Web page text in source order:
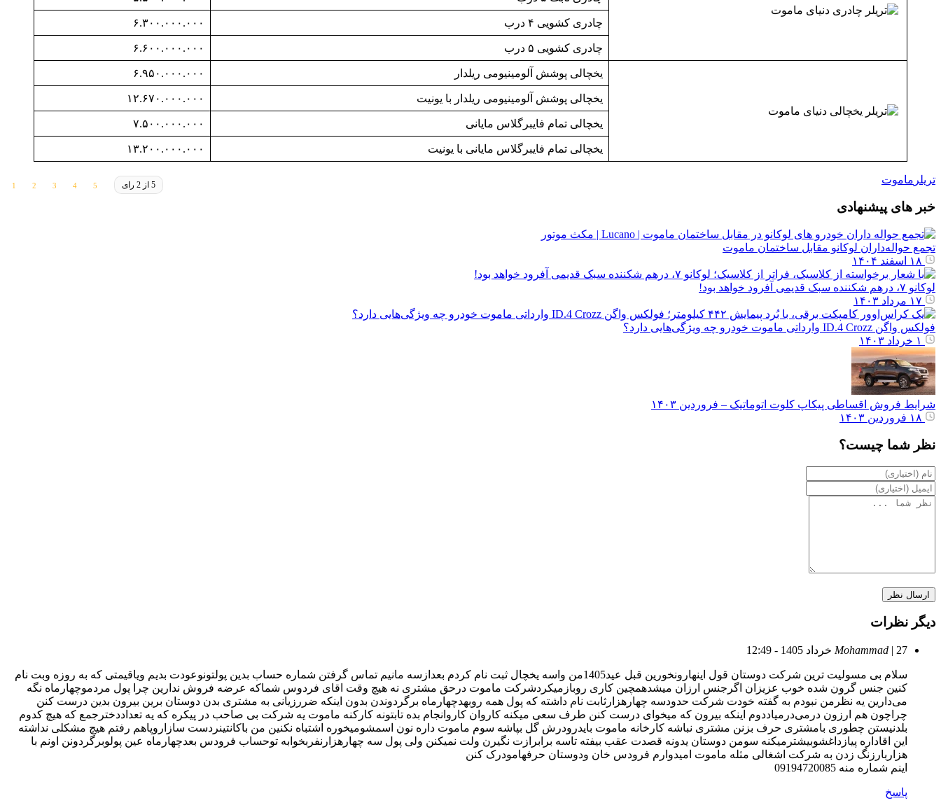
چادری کشویی ۴ درب ۶.۳۰۰.۰۰۰.۰۰۰
چادری کشویی ۵ درب ۶.۶۰۰.۰۰۰.۰۰۰
یخچالی پوشش آلومینیومی ریلدار ۶.۹۵۰.۰۰۰.۰۰۰
یخچالی پوشش آلومینیومی ریلدار با یونیت ۱۲.۶۷۰.۰۰۰.۰۰۰
یخچالی تمام فایبرگلاس مایانی ۷.۵۰۰.۰۰۰.۰۰۰
یخچالی تمام فایبرگلاس مایانی با یونیت ۱۳.۲۰۰.۰۰۰.۰۰۰
5 از 2 رای تریلر ماموت
خبر های پیشنهادی
تجمع حواله‌داران لوکانو مقابل ساختمان ماموت
لوکانو ۷، درهم شکننده سبک قدیمی آفرود خواهد بود!
فولکس واگن ID.4 Crozz وارداتی ماموت خودرو چه ویژگی‌هایی دارد؟
شرایط فروش اقساطی پیکاپ کلوت اتوماتیک – فروردین ۱۴۰۳
نظر شما چیست؟
دیگر نظرات
Mohammad | 27 خرداد 1405 - 12:49
سلام بی مسولیت ترین شرکت دوستان قول اینهارونخورین قبل عید1405من واسه یخچال ثبت نام کردم بعدازسه مانیم تماس گرفتن شماره حساب بدین پولتونوعودت بدیم ویاقیمتی که به روزه وبت نام
کنین جنس گرون شده خوب عزیزان اگرجنس ارزان میشدهمچین کاری روبازمیکردشرکت ماموت درحق مشتری نه هیچ وقت اقای فردوس شماکه عرضه فروش ندارین چرا پول مردموچهارماه نگه
می‌دارین یه نظرمن نبودم به گفته خودت شرکت حدودسه چهارهزارثابت نام داشته که پول همه روبهدچهارماه برگردوندن بدون اینکه ضررزیانی به مشتری بدن دوستان برین بیرون بدین درست کنن
چراچون هم ارزون درمی‌درمیاددوم اینکه بیرون که میخوای درست کنن طرف سعی میکنه کاروان کاروانجام بده تابتونه کارکنه ماموت یه شرکت بی صاحب در پیکره که یه تعداددخترجمع که هیچ کدوم
بلدنیستن چطوری بامشتری حرف بزنن مشتری نباشه کارخانه ماموت بایدرودرش گل بپاشه سوم ماموت داره نون اسمشومیخوره اشتباه نکنین من باکانتینردست سازاروپاهم رفتم هیچ مشکلی نداشته
این اقاداره پیازداغشوبیشترمیکنه سومن دوستان یدونه قصدت عقب بیفته تاسه برابرازت نگیرن ولت نمیکنن ولی پول سه چهارهزارنفربخوابه توحساب فرودس بعدچهارماه عین پولوبرگردونن اونم با
هزاربارزنگ زدن به شرکت اشغالی مثله ماموت امیدوارم فرودس خان ودوستان حرفهامودرک کنن
اینم شماره منه 09194720085
پاسخ